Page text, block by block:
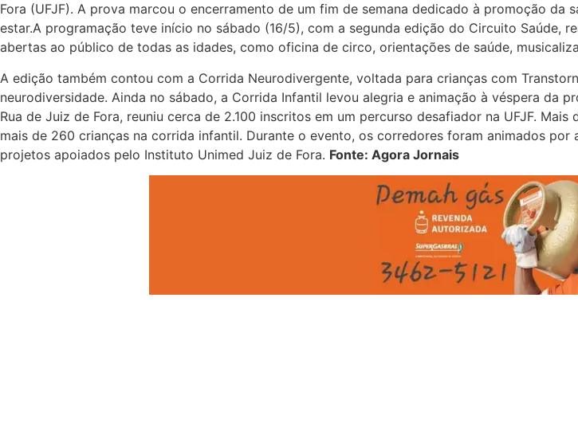
Fora (UFJF). A prova marcou o encerramento de um fim de semana dedicado à promoção
estar.A programação teve início no sábado (16/5), com a segunda edição do Circuito Saúde,
abertas ao público de todas as idades, como oficina de circo, orientações de saúde,
A edição também contou com a Corrida Neurodivergente, voltada para crianças com
neurodiversidade. Ainda no sábado, a Corrida Infantil levou alegria e animação à véspera da
Rua de Juiz de Fora, reuniu cerca de 2.100 inscritos em um percurso desafiador na UFJF.
mais de 260 crianças na corrida infantil. Durante o evento, os corredores foram animados
projetos apoiados pelo Instituto Unimed Juiz de Fora. Fonte: Agora Jornais